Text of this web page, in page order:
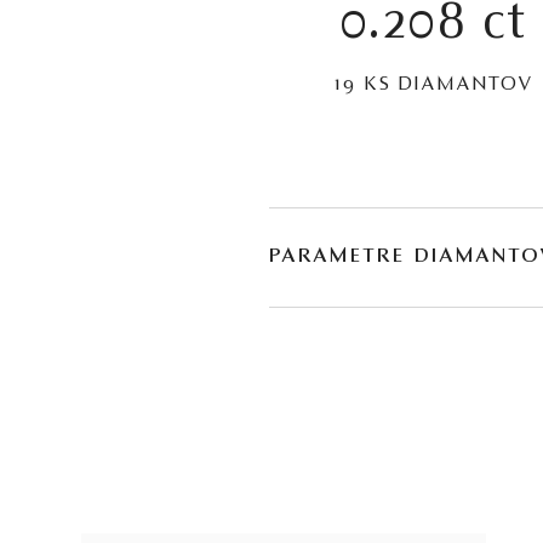
0.208 ct
19 KS DIAMANTOV
PARAMETRE